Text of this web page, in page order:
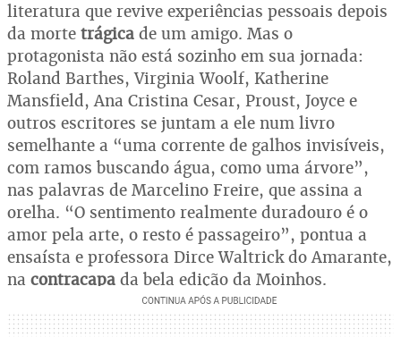
literatura que revive experiências pessoais depois
da morte trágica de um amigo. Mas o
protagonista não está sozinho em sua jornada:
Roland Barthes, Virginia Woolf, Katherine
Mansfield, Ana Cristina Cesar, Proust, Joyce e
outros escritores se juntam a ele num livro
semelhante a “uma corrente de galhos invisíveis,
com ramos buscando água, como uma árvore”,
nas palavras de Marcelino Freire, que assina a
orelha. “O sentimento realmente duradouro é o
amor pela arte, o resto é passageiro”, pontua a
ensaísta e professora Dirce Waltrick do Amarante,
na contracapa da bela edição da Moinhos.